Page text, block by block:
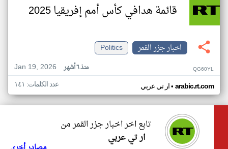
قائمة هدافي كأس أمم إفريقيا 2025
اخبار جزر القمر
Politics
Jan 19, 2026
منذ ٦ أشهر QG60YL
ار تي عربي• arabic.rt.com عدد الكلمات: ١٤١
تابع اخر اخبار جزر القمر من
ار تي عربي